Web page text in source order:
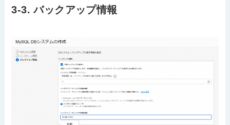
3-3. バックアップ情報